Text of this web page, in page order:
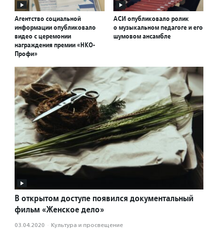
Агентство социальной
информации опубликовало
видео с церемонии
награждения премии «НКО-
Профи»
АСИ опубликовало ролик
о музыкальном педагоге и его
шумовом ансамбле
В открытом доступе появился документальный
фильм «Женское дело»
03.04.2020 · Культура и просвещение